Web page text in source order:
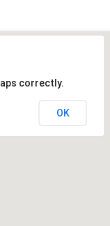
correctly.
OK